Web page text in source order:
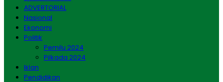
ADVERTORIAL
Nasional
Ekonomi
Politik
Pemilu 2024
Pilkada 2024
Iklan
Pendidikan